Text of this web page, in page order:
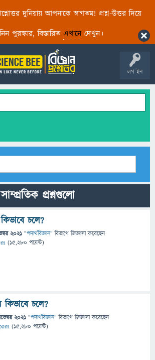
দুনিয়ায় আপনাকে স্বাগতম! প্রশ্ন-উত্তর দিয়ে
পুরস্কার, বিস্তারিত এখানেদেখুন।
লগ ইন
প্রশ্নগুলো
চলে?
2021 "পদার্থবিজ্ঞান" বিভাগে জিজ্ঞাসাকরেছেন
(15,280 পয়েন্ট)
কিভাবে চলে?
2021 "পদার্থবিজ্ঞান" বিভাগে জিজ্ঞাসাকরেছেন
(15,280 পয়েন্ট)